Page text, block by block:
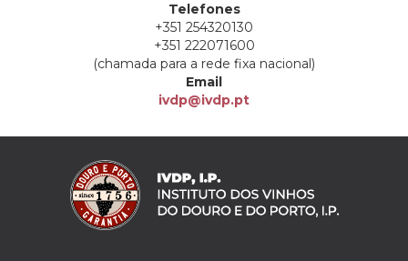
Telefones
+351 254320130
+351 222071600
(chamada para a rede fixa nacional)
Email
ivdp@ivdp.pt